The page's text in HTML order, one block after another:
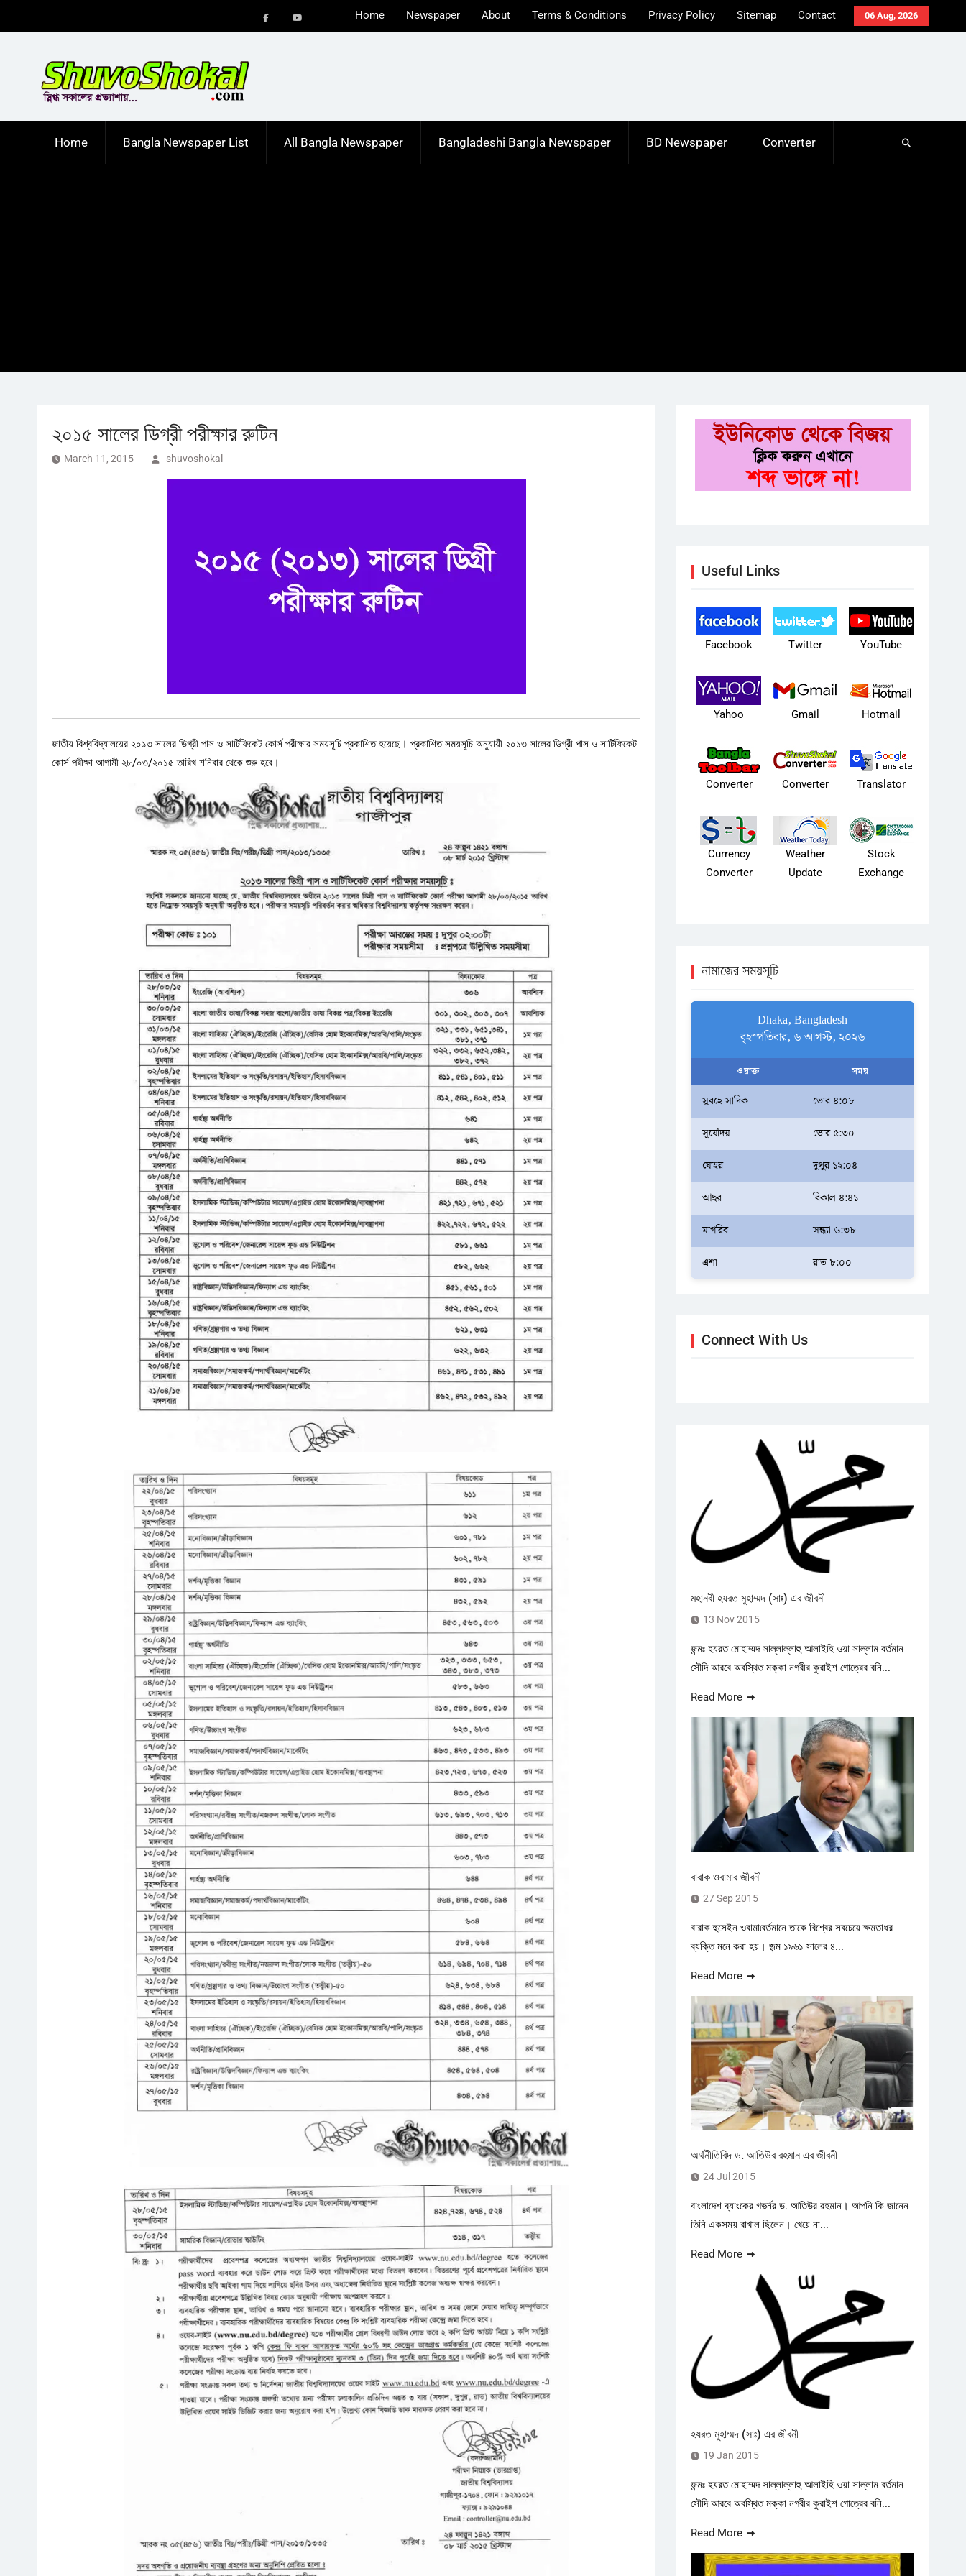
06 Aug, 2026
Home Newspaper About Terms & Conditions Privacy Policy Sitemap
Contact
Home Bangla Newspaper List All Bangla Newspaper Bangladeshi Bangla Newspaper BD Newspaper Converter
২০১৫ সালের ডিগ্রী পরীক্ষার রুটিন
March 11, 2015 shuvoshokal
জাতীয় বিশ্ববিদ্যালয়ের ২০১৩ সালের ডিগ্রী পাস ও সার্টিফিকেট কোর্স পরীক্ষার সময়সূচি প্রকাশিত হয়েছে। প্রকাশিত সময়সূচি অনুযায়ী ২০১৩ সালের ডিগ্রী পাস ও সার্টিফিকেট
কোর্স পরীক্ষা আগামী ২৮/০৩/২০১৫ তারিখ শনিবার থেকে শুরু হবে।
Useful Links
Facebook Twitter YouTube
Yahoo Gmail Hotmail
Converter Converter Translator
Currency
Converter
Weather
Update
Stock
Exchange
নামাজের সময়সূচি
Dhaka, Bangladesh
বৃহস্পতিবার, ৬ আগস্ট, ২০২৬
ওয়াক্ত সময়
সুবহে সাদিক ভোর ৪:০৮
সূর্যোদয় ভোর ৫:৩০
যোহর দুপুর ১২:০৪
আছর বিকাল ৪:৪১
মাগরিব সন্ধ্যা ৬:৩৮
এশা রাত ৮:০০
Connect With Us
মহানবী হযরত মুহাম্মদ (সাঃ) এর জীবনী
13 Nov 2015
জন্মঃ হযরত মোহাম্মদ সাল্লাল্লাহু আলাইহি ওয়া সাল্লাম বর্তমান
সৌদি আরবে অবস্থিত মক্কা নগরীর কুরাইশ গোত্রের বনি...
Read More
বারাক ওবামার জীবনী
27 Sep 2015
বারাক হুসেইন ওবামা৷বর্তমানে তাকে বিশ্বের সবচেয়ে ক্ষমতাধর
ব্যক্তি মনে করা হয়। জন্ম ১৯৬১ সালের ৪...
Read More
অর্থনীতিবিদ ড. আতিউর রহমান এর জীবনী
24 Jul 2015
বাংলাদেশ ব্যাংকের গভর্নর ড. আতিউর রহমান। আপনি কি জানেন
তিনি একসময় রাখাল ছিলেন। খেয়ে না...
Read More
হযরত মুহাম্মদ (সাঃ) এর জীবনী
19 Jan 2015
জন্মঃ হযরত মোহাম্মদ সাল্লাল্লাহু আলাইহি ওয়া সাল্লাম বর্তমান
সৌদি আরবে অবস্থিত মক্কা নগরীর কুরাইশ গোত্রের বনি...
Read More